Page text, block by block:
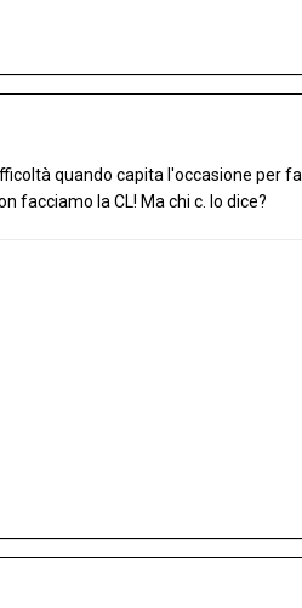
quando capita l'occasione per
facciamo la CL! Ma chi c. lo dice?